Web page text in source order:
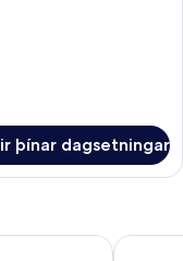
þínar dagsetningar
- Broadway by IHG
Drury